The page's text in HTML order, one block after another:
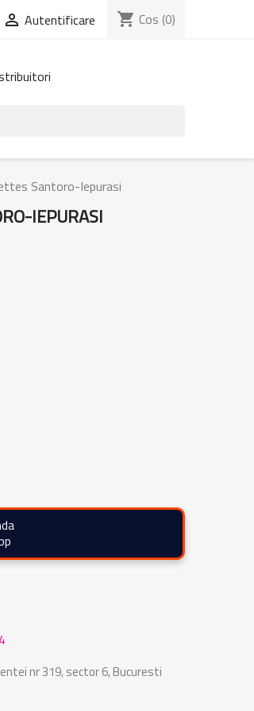
 Autentificare shopping_cart Cos (0)
Santoro-Iepurasi
IEPURASI
nr 319, sector 6, Bucuresti